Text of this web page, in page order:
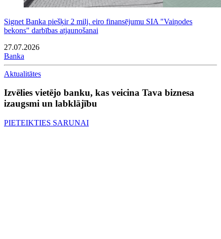
Signet Banka piešķir 2 milj. eiro finansējumu SIA "Vaiņodes
bekons" darbības atjaunošanai
27.07.2026
Banka
Aktualitātes
Izvēlies vietējo banku, kas veicina Tava biznesa
izaugsmi un labklājību
PIETEIKTIES SARUNAI